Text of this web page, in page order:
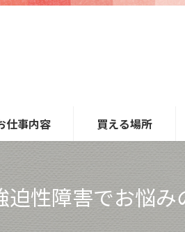
仕事内容 買える場所
性障害でお悩